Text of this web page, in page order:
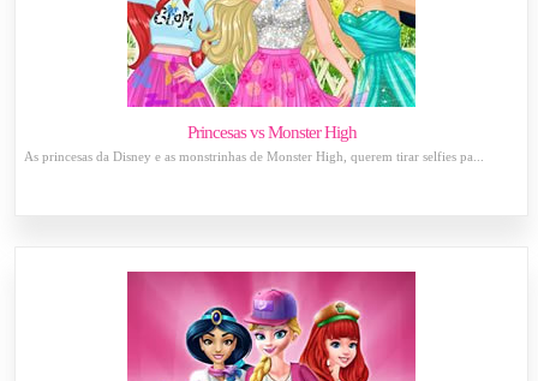
Princesas vs Monster High
As princesas da Disney e as monstrinhas de Monster High, querem tirar selfies pa...